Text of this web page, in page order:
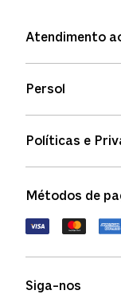
Atendimento
Status de pedidos
Política de
FAQs
Persol
Políticas e
Política de
Termos de uso
Métodos de
Siga-nos